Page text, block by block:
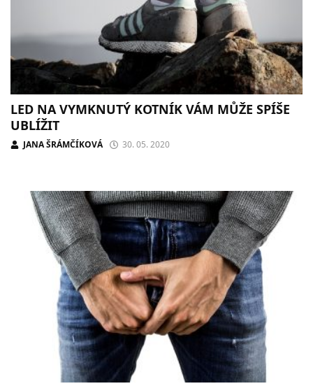
LED NA VYMKNUTÝ KOTNÍK VÁM MŮŽE SPÍŠE
UBLÍŽIT
JANA ŠRÁMČÍKOVÁ 30. 05. 2020